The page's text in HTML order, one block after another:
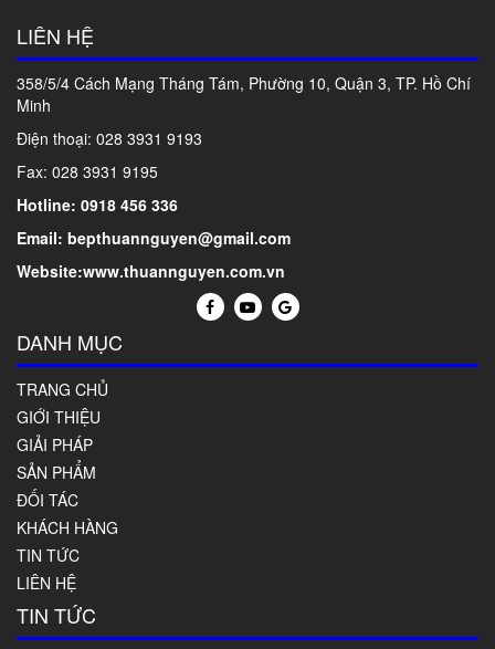
LIÊN HỆ
358/5/4 Cách Mạng Tháng Tám, Phường 10, Quận 3, TP. Hồ Chí
Minh
Điện thoại: 028 3931 9193
Fax: 028 3931 9195
Hotline: 0918 456 336
Email: bepthuannguyen@gmail.com
Website:www.thuannguyen.com.vn
DANH MỤC
TRANG CHỦ
GIỚI THIỆU
GIẢI PHÁP
SẢN PHẨM
ĐỐI TÁC
KHÁCH HÀNG
TIN TỨC
LIÊN HỆ
TIN TỨC